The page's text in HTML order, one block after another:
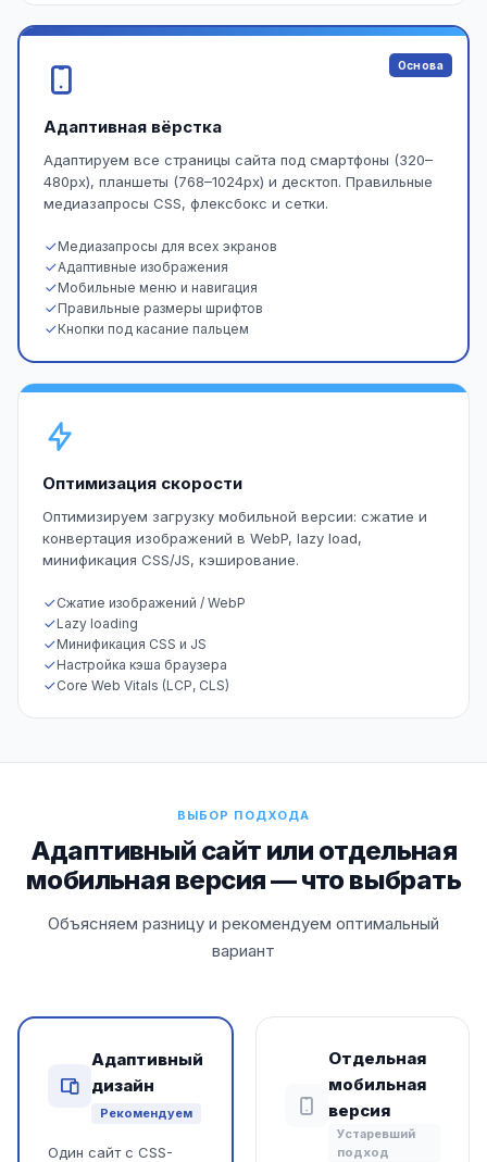
Основа
Адаптивная вёрстка
Адаптируем все страницы сайта под смартфоны (320–
480px), планшеты (768–1024px) и десктоп. Правильные
медиазапросы CSS, флексбокс и сетки.
Медиазапросы для всех экранов
Адаптивные изображения
Мобильные меню и навигация
Правильные размеры шрифтов
Кнопки под касание пальцем
Оптимизация скорости
Оптимизируем загрузку мобильной версии: сжатие и
конвертация изображений в WebP, lazy load,
минификация CSS/JS, кэширование.
Сжатие изображений / WebP
Lazy loading
Минификация CSS и JS
Настройка кэша браузера
Core Web Vitals (LCP, CLS)
ВЫБОР ПОДХОДА
Адаптивный сайт или отдельная
мобильная версия — что выбрать
Объясняем разницу и рекомендуем оптимальный
вариант
Адаптивный
дизайн
Рекомендуем
Один сайт с CSS-
Отдельная
мобильная
версия
Устаревший
подход